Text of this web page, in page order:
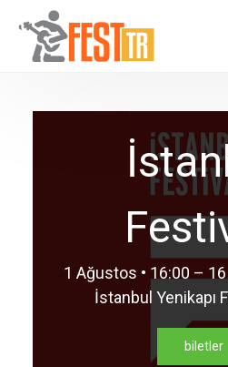
Ana içeriğe atla
1 Ağustos • 16:00 –
İstanbul Yenikapı
biletler